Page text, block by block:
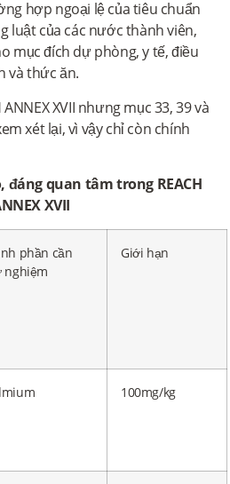
hợp ngoại lệ của tiêu chuẩn
luật của các nước thành viên,
mục đích dự phòng, y tế, điều
và thức ăn.
XVII nhưng mục 33, 39 và
xét lại, vì vậy chỉ còn chính
đáng quan tâm trong REACH
XVII
phần cần
nghiệm
Giới hạn
100mg/kg